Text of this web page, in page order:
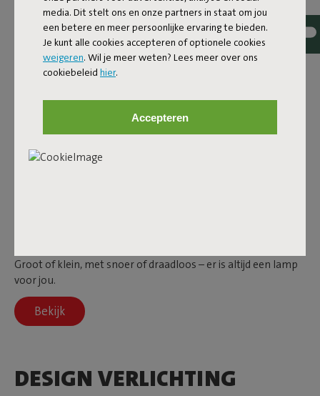
media. Dit stelt ons en onze partners in staat om jou
een betere en meer persoonlijke ervaring te bieden.
Je kunt alle cookies accepteren of optionele cookies
weigeren. Wil je meer weten? Lees meer over ons
cookiebeleid hier.
Accepteren
Groot of klein, met snoer of draadloos – er is altijd een lamp
voor jou.
Bekijk
DESIGN VERLICHTING